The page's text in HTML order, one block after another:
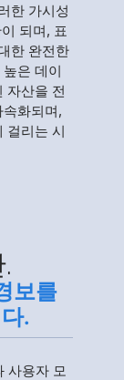
한 가시성
되며, 표
한 완전한
은 데이
자산을 전
화되며,
걸리는 시
보를
.
사용자 모